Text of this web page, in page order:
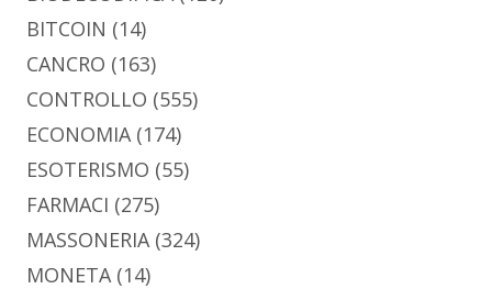
BITCOIN (14)
CANCRO (163)
CONTROLLO (555)
ECONOMIA(174)
ESOTERISMO (55)
FARMACI (275)
MASSONERIA(324)
MONETA(14)